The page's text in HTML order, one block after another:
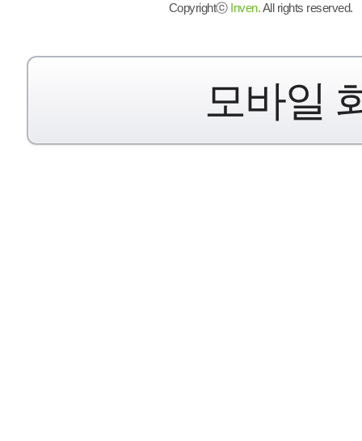
Copyrightⓒ Inven.All rights reserved.
모바일